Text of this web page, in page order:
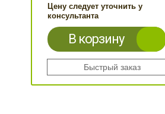
Цену следует уточнить у
консультанта
В корзину
Быстрый заказ